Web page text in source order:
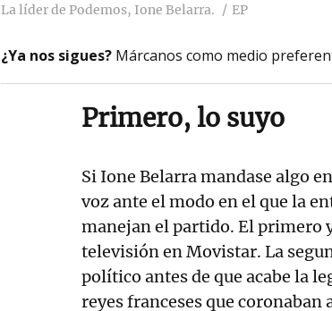
La líder de Podemos, Ione Belarra. EP
¿Ya nos sigues? Márcanos como medio
Primero, lo suyo
Si Ione Belarra mandase algo
voz ante el modo en el que la
manejan el partido. El primero
televisión en Movistar. La
político antes de que acabe la
reyes franceses que